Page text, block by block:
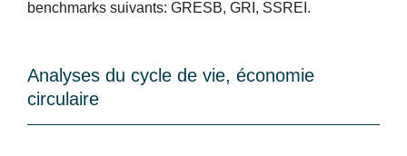
benchmarks suivants: GRESB, GRI, SSREI.
Analyses du cycle de vie, économie
circulaire